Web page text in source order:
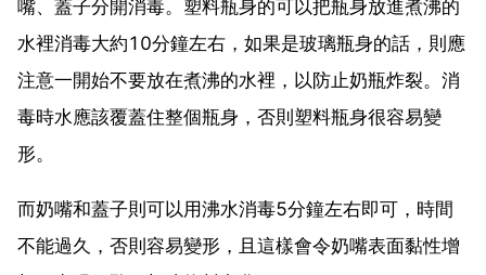
嘴、蓋子分開消毒。塑料瓶身的可以把瓶身放進煮沸的
水裡消毒大約10分鐘左右，如果是玻璃瓶身的話，則應
注意一開始不要放在煮沸的水裡，以防止奶瓶炸裂。消
毒時水應該覆蓋住整個瓶身，否則塑料瓶身很容易變
形。
而奶嘴和蓋子則可以用沸水消毒5分鐘左右即可，時間
不能過久，否則容易變形，且這樣會令奶嘴表面黏性增